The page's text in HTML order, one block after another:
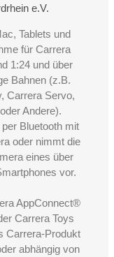
e.V.
Tablets und
für Carrera
1:24 und über
Bahnen (z.B.
Carrera Servo,
Andere).
Bluetooth mit
oder nimmt die
eines über
vor.
AppConnect®
Carrera Toys
Carrera-Produkt
abhängig von